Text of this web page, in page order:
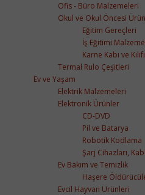
Ofis - Büro Malzemeleri
Okul ve Okul Öncesi
Eğitim Gereçleri
İş Eğitimi
Karne Kabı ve Kılıfı
Termal Rulo Çeşitleri
Ev ve Yaşam
Elektrik Malzemeleri
Elektronik Ürünler
CD-DVD
Pil ve Batarya
Robotik Kodlama
Şarj Cihazları,
Ev Bakım ve Temizlik
Haşere
Evcil Hayvan Ürünleri